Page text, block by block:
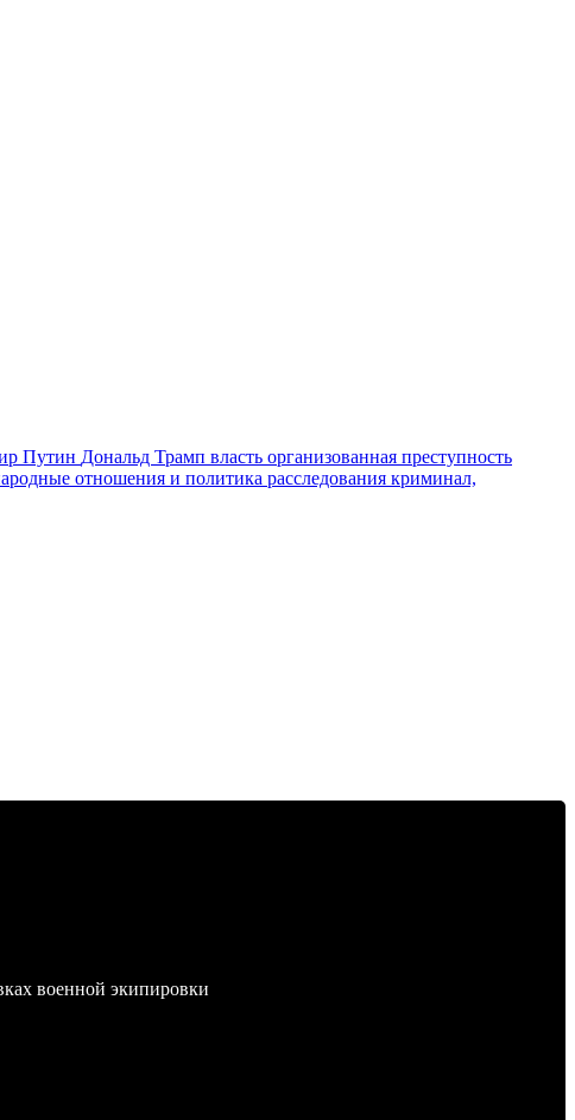
Путин Дональд Трамп власть организованная преступность
отношения и политика расследования криминал,
военной экипировки